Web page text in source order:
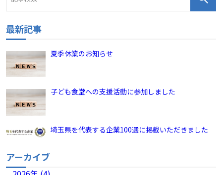
最新記事
夏季休業のお知らせ
子ども食堂への支援活動に参加しました
埼玉県を代表する企業100選に掲載いただきました
アーカイブ